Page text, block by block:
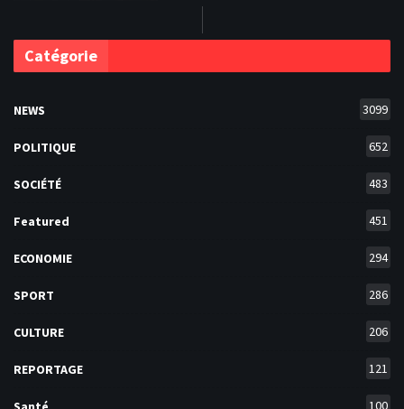
Catégorie
NEWS 3099
POLITIQUE 652
SOCIÉTÉ 483
Featured 451
ECONOMIE 294
SPORT 286
CULTURE 206
REPORTAGE 121
100